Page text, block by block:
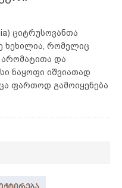
ციტრუსოვანთა
ხეხილია, რომელიც
და
ნაყოფი იშვიათად
ფართოდ გამოიყენება